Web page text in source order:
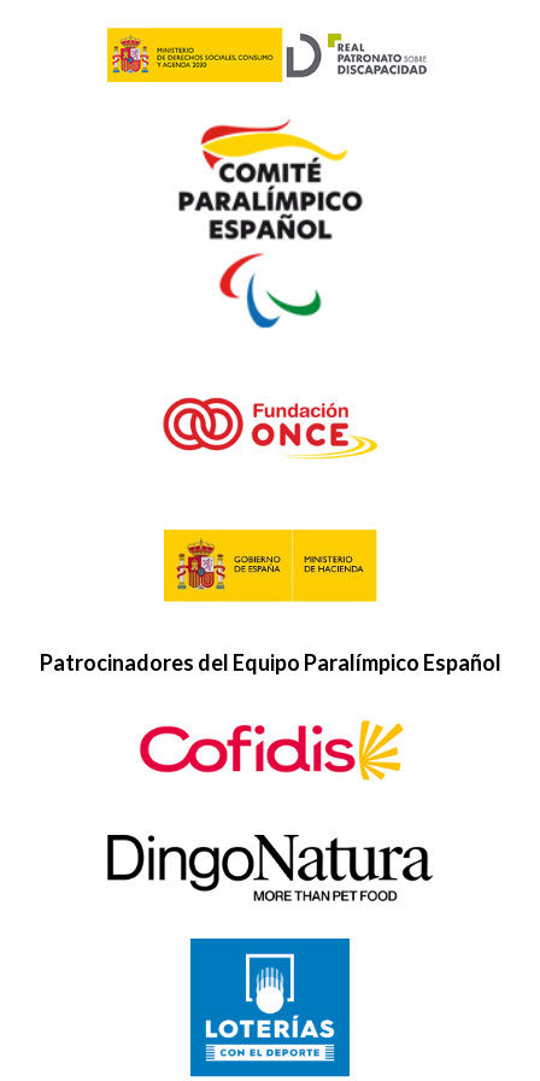
Patrocinadores del Equipo Paralímpico Español